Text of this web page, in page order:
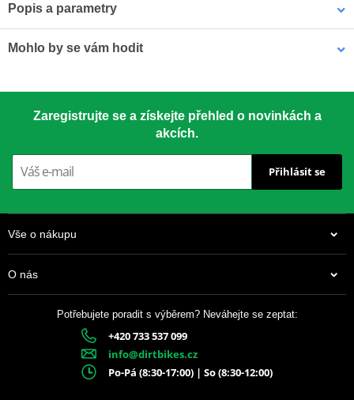
Popis a parametry
CNC přesnost– perfektní usazení
Speciální tvar zubů– delší životnost
Anodizovaný povrch– dlouhotrvající vzhled
Mohlo by se vám hodit
337 Kč
Skladem
Zaregistrujte se a získejte přehled o novinkách a
akcích.
Přihlásit se
Vše o nákupu
O nás
Potřebujete poradit s výběrem? Neváhejte se zeptat:
+420 733 537 099
info@dirtbikes.cz
Po-Pá (8:30-17:00) | So (8:30-12:00)